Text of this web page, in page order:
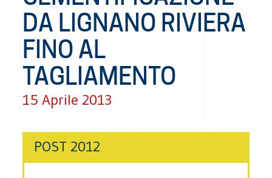
DA LIGNANO RIVIERA
FINO AL
TAGLIAMENTO
15 Aprile 2013
POST 2012